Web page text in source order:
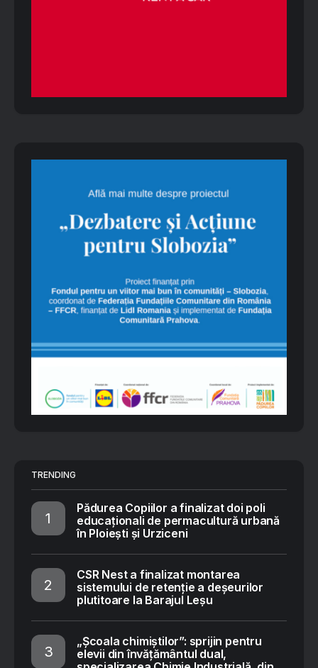
TRENDING
Pădurea Copiilor a finalizat doi poli
educaționali de permacultură urbană
în Ploiești și Urziceni
CSR Nest a finalizat montarea
sistemului de retenție a deșeurilor
plutitoare la Barajul Leșu
„Școala chimiștilor”: sprijin pentru
elevii din învățământul dual,